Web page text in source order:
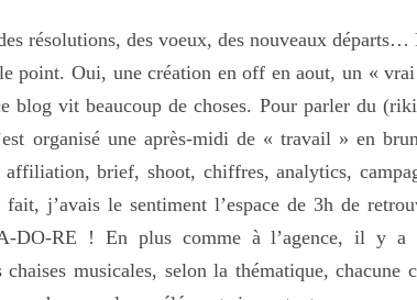
résolutions, des voeux, des nouveaux
point. Oui, une création en off en aout, un «
blog vit beaucoup de choses. Pour parler du
organisé une après-midi de « travail » en
brief, shoot, chiffres, analytics,
j’avais le sentiment l’espace de 3h de
DO-RE ! En plus comme à l’agence, il y a
chaises musicales, selon la thématique, chacune